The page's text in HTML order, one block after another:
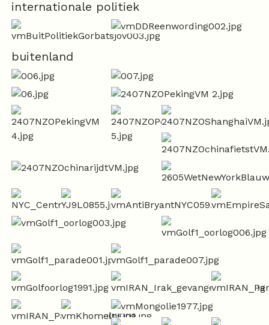
internationale politiek
buitenland